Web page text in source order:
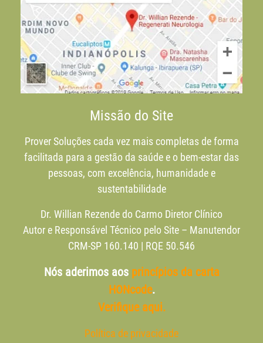
Missão do Site
Prover Soluções cada vez mais completas de forma
facilitada para a gestão da saúde e o bem-estar das
pessoas, com excelência, humanidade e
sustentabilidade
Dr. Willian Rezende do Carmo Diretor Clínico
Autor e Responsável Técnico pelo Site – Manutendor
CRM-SP 160.140 | RQE 50.546
Nós aderimos aos princípios da carta
HONcode.
Verifique aqui.
Política de privacidade